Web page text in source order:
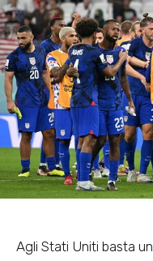
Agli Stati Uniti basta